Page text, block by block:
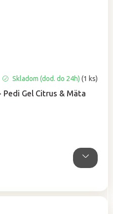
Pedi Gel Citrus & Mäta
Skladom (dod. do 24h)(1 ks)